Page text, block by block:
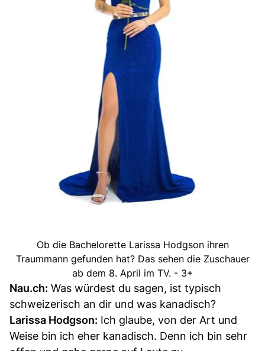
Ob die Bachelorette Larissa Hodgson ihren
Traummann gefunden hat? Das sehen die Zuschauer
ab dem 8. April im TV. - 3+
Nau.ch: Was würdest du sagen, ist typisch
schweizerisch an dir und was kanadisch?
Larissa Hodgson: Ich glaube, von der Art und
Weise bin ich eher kanadisch. Denn ich bin sehr